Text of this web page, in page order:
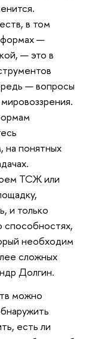
в том
формах —
— это в
— вопросы
на понятных
ТСЖ или
и только
способностях,
необходим
сложных
Долгин.
можно
есть ли